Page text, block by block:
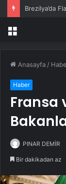
Menü
Anasayfa /
Haber
Fransa
PINAR DEMİR
Bir dakikadan az